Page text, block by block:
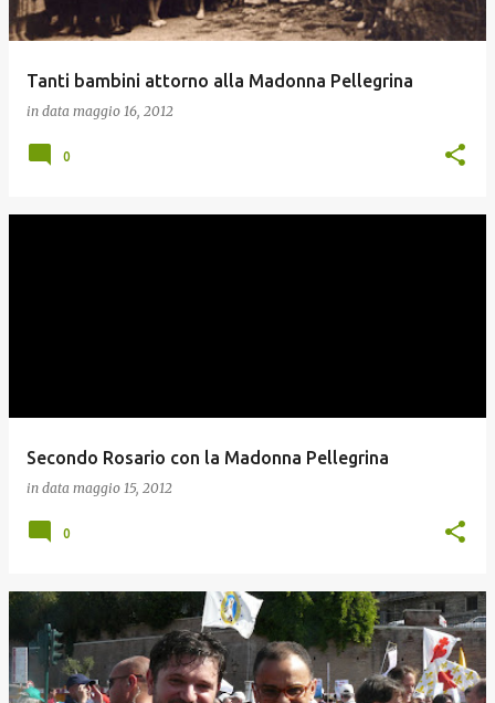
Tanti bambini attorno alla Madonna Pellegrina
in data maggio 16, 2012
0
Secondo Rosario con la Madonna Pellegrina
in data maggio 15, 2012
0